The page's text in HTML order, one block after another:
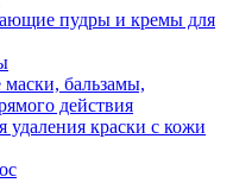
пудры и кремы для
бальзамы,
действия
удаления краски с кожи